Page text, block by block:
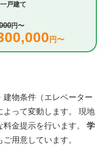
一戸建て
円〜
円〜
物条件（エレベーター
って変動します。 現地
料金提示を行います。 学
ご用意しています。